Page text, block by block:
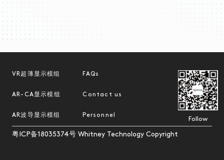
VR超薄显示模组
AR-CA显示模组
AR波导显示模组
FAQs
Contact us
Personnel
Follow
粤ICP备18035374号 Whitney Technology Copyright